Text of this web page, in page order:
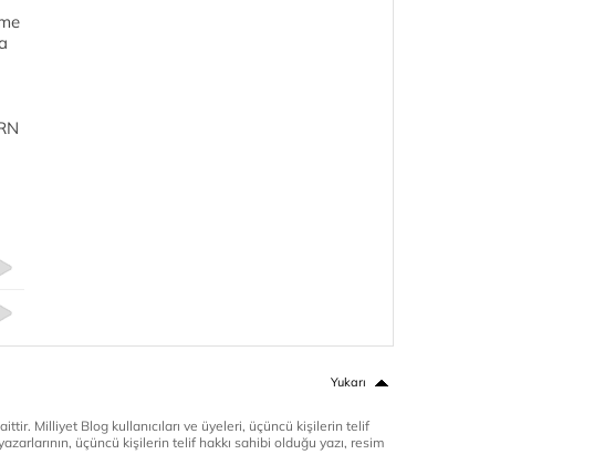
Yukarı
Milliyet Blog kullanıcıları ve üyeleri, üçüncü kişilerin telif
üçüncü kişilerin telif hakkı sahibi olduğu yazı, resim